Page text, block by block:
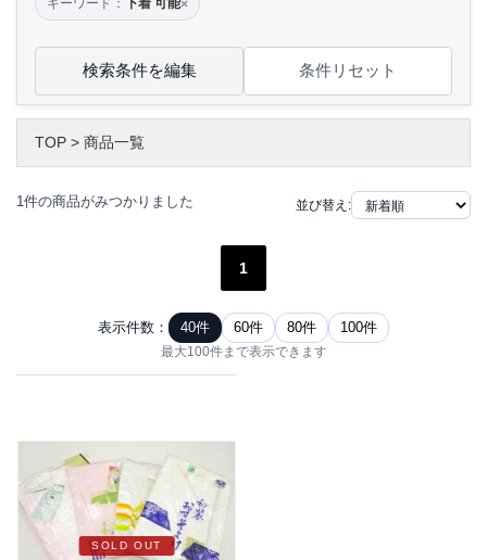
キーワード： 下着 可能×
検索条件を編集 条件リセット
TOP > 商品一覧
1件の商品がみつかりました 並び替え:
1
表示件数： 40件 60件 80件 100件
最大100件まで表示できます
SOLD OUT